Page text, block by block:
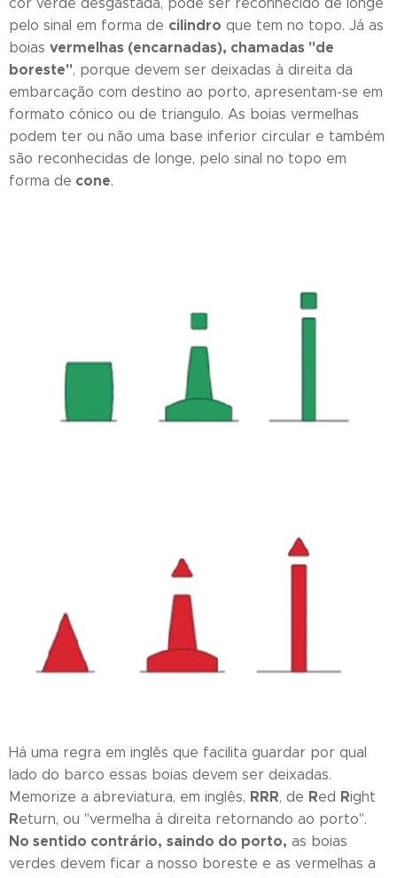
pelo sinal em forma de cilindro que tem no topo. Já as
boias vermelhas (encarnadas), chamadas "de
boreste", porque devem ser deixadas à direita da
embarcação com destino ao porto, apresentam-se em
formato cônico ou de triangulo. As boias vermelhas
podem ter ou não uma base inferior circular e também
são reconhecidas de longe, pelo sinal no topo em
forma de cone.
Há uma regra em inglês que facilita guardar por qual
lado do barco essas boias devem ser deixadas.
Memorize a abreviatura, em inglês, RRR, de Red Right
Return, ou "vermelha à direita retornando ao porto".
No sentido contrário, saindo do porto, as boias
verdes devem ficar a nosso boreste e as vermelhas a